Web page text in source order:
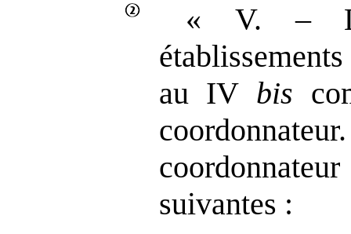
« V. –
au IV bis
suivantes :